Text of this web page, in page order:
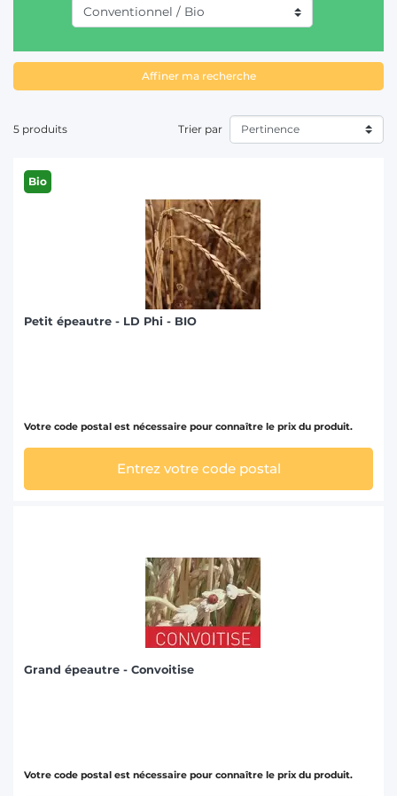
Affiner ma recherche
5 produits Trier par
Bio
Petit épeautre - LD Phi - BIO
Votre code postal est nécessaire pour connaître le prix du produit.
Entrez votre code postal
Grand épeautre - Convoitise
Votre code postal est nécessaire pour connaître le prix du produit.